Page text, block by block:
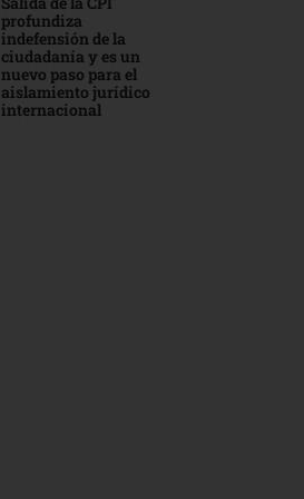
profundiza
indefensión de la
ciudadanía y es un
nuevo paso para el
aislamiento jurídico
internacional